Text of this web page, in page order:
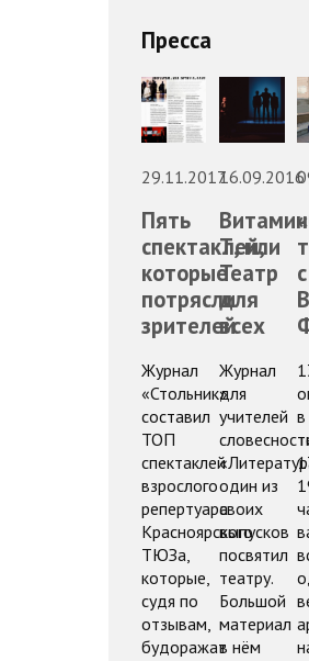
Пресса
29.11.2017
Пять
спектаклей,
которые
потрясли
зрителей
Журнал
«Стольник»
составил
ТОП
спектаклей
взрослого
репертуара
Красноярского
ТЮЗа,
которые,
судя по
отзывам,
будоражат
16.09.2016
Витамин
Т, или
Театр
для
всех
Журнал
для
учителей
один из
своих
выпусков
посвятил
театру.
Большой
материал
в нём
с
в